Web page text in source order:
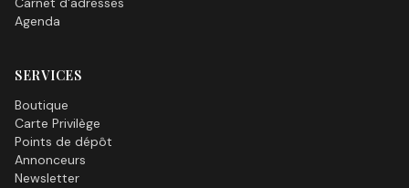
Agenda
SERVICES
Boutique
Carte Privilège
Points de dépôt
Annonceurs
Newsletter